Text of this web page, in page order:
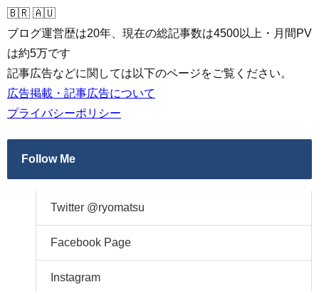
🇧🇷 🇦🇺
ブログ運営歴は20年、現在の総記事数は4500以上・月間PV
は約5万です
記事広告などに関しては以下のページをご覧ください。
広告掲載・記事広告について
プライバシーポリシー
Follow Me
Twitter @ryomatsu
Facebook Page
Instagram